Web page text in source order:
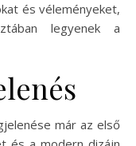
és véleményeket,
legyenek a
már az első